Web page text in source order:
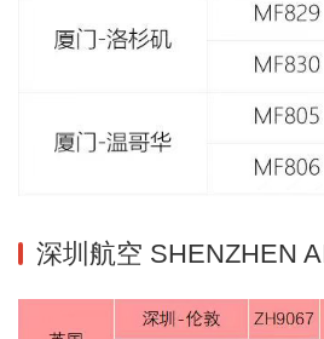
深圳航空 SHENZHEN